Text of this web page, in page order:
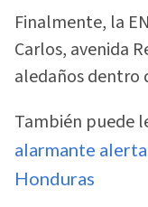
Finalmente, la
Carlos, avenida
aledaños dentro
También puede
alarmante
Honduras